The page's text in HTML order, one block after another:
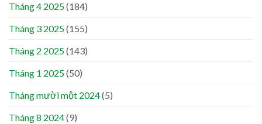
Tháng 4 2025(184)
Tháng 3 2025(155)
Tháng 2 2025(143)
Tháng 1 2025(50)
Tháng mười một 2024(5)
Tháng 8 2024(9)